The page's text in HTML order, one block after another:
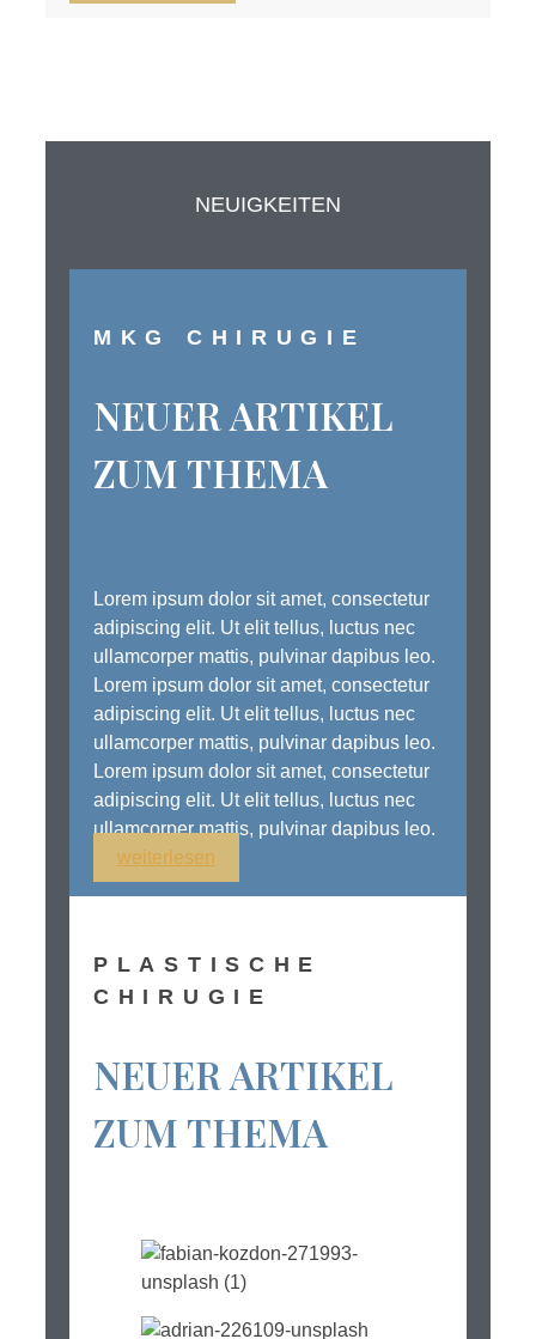
NEUIGKEITEN
MKG CHIRUGIE
NEUER ARTIKEL
ZUM THEMA
Lorem ipsum dolor sit amet, consectetur
adipiscing elit. Ut elit tellus, luctus nec
ullamcorper mattis, pulvinar dapibus leo.
Lorem ipsum dolor sit amet, consectetur
adipiscing elit. Ut elit tellus, luctus nec
ullamcorper mattis, pulvinar dapibus leo.
Lorem ipsum dolor sit amet, consectetur
adipiscing elit. Ut elit tellus, luctus nec
ullamcorper mattis, pulvinar dapibus leo.
weiterlesen
PLASTISCHE
CHIRUGIE
NEUER ARTIKEL
ZUM THEMA